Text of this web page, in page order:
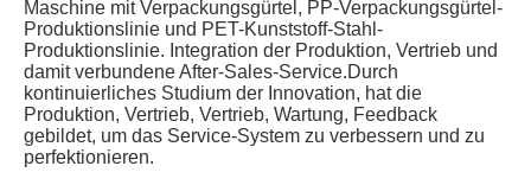
Maschine mit Verpackungsgürtel, PP-Verpackungsgürtel-
Produktionslinie und PET-Kunststoff-Stahl-
Produktionslinie. Integration der Produktion, Vertrieb und
damit verbundene After-Sales-Service.Durch
kontinuierliches Studium der Innovation, hat die
Produktion, Vertrieb, Vertrieb, Wartung, Feedback
gebildet, um das Service-System zu verbessern und zu
perfektionieren.